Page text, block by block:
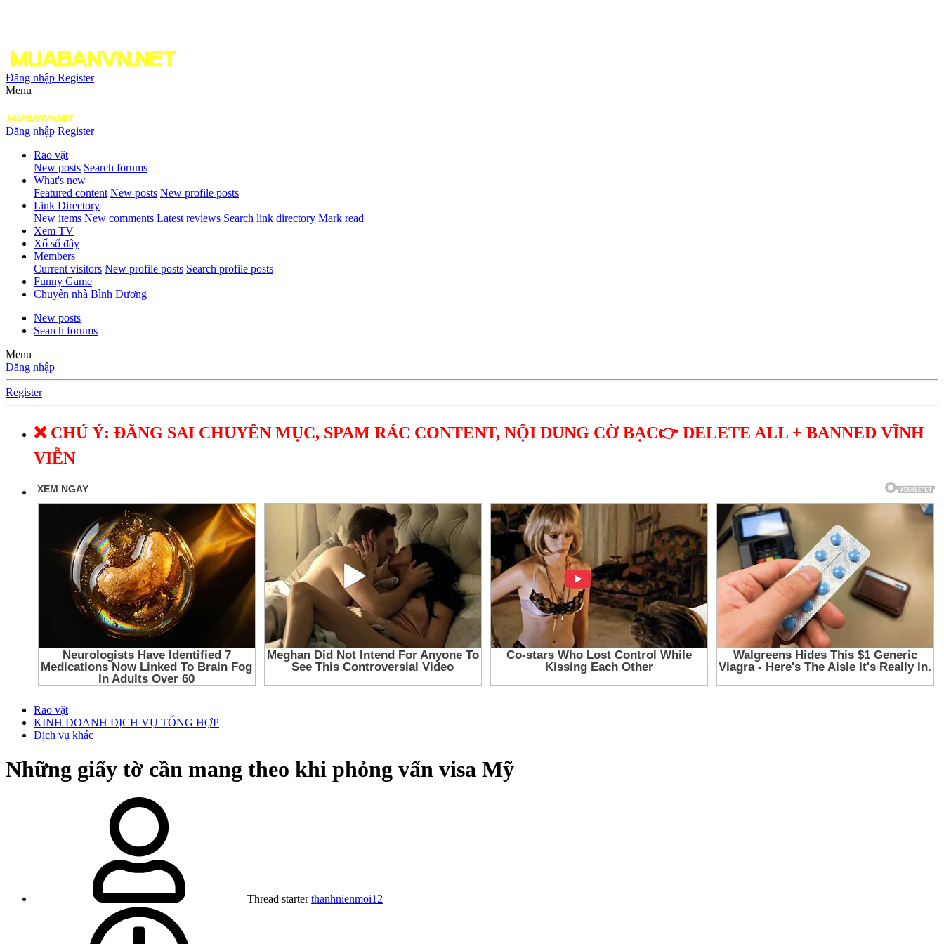
Đăng nhập Register
Menu
Đăng nhập Register
Rao vặt
New posts Search forums
What's new
Featured content New posts New profile posts
Link Directory
New items New comments Latest reviews Search link directory Mark read
Xem TV
Xổ số đây
Members
Current visitors New profile posts Search profile posts
Funny Game
Chuyển nhà Bình Dương
New posts
Search forums
Menu
Đăng nhập
Register
❌ CHÚ Ý: ĐĂNG SAI CHUYÊN MỤC, SPAM RÁC CONTENT, NỘI DUNG CỜ BẠC👉 DELETE ALL + BANNED VĨNH
VIỄN
Rao vặt
KINH DOANH DỊCH VỤ TỔNG HỢP
Dịch vụ khác
Những giấy tờ cần mang theo khi phỏng vấn visa Mỹ
Thread starter thanhnienmoi12